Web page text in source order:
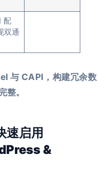
配
双通
与 CAPI，构建冗余数
整。
速启用
&